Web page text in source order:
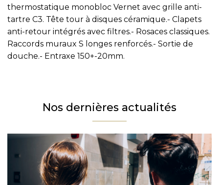
thermostatique monobloc Vernet avec grille anti-
tartre C3. Tête tour à disques céramique.- Clapets
anti-retour intégrés avec filtres.- Rosaces classiques.
Raccords muraux S longes renforcés.- Sortie de
douche.- Entraxe 150+-20mm.
Nos dernières actualités
Téléphone
Message